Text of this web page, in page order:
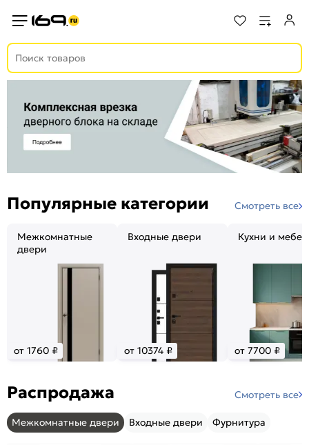
Популярные категории Смотреть все
Межкомнатные
двери
от 1760 ₽
Входные двери
от 10374 ₽
Кухни и
от 7700 ₽
Распродажа Смотреть все
Межкомнатные двери Входные двери Фурнитура